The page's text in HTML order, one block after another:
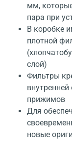
мм,
пара при
В коробке
плотной
слой)
Фильтры
прижимов
Для
новые